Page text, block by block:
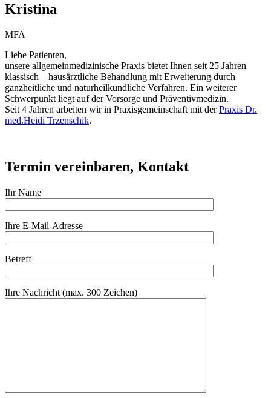
Kristina
MFA
Liebe Patienten,
unsere allgemeinmedizinische Praxis bietet Ihnen seit 25 Jahren
klassisch – hausärztliche Behandlung mit Erweiterung durch
ganzheitliche und naturheilkundliche Verfahren. Ein weiterer
Schwerpunkt liegt auf der Vorsorge und Präventivmedizin.
Seit 4 Jahren arbeiten wir in Praxisgemeinschaft mit derPraxis Dr.
med.Heidi Trzenschik.
Termin vereinbaren, Kontakt
Ihr Name
Ihre E-Mail-Adresse
Betreff
Ihre Nachricht (max. 300 Zeichen)